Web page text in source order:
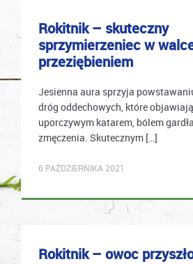
Rokitnik – skuteczny
sprzymierzeniec w
przeziębieniem
Jesienna aura sprzyja
dróg oddechowych, które
uporczywym katarem, bólem
zmęczenia. Skutecznym […]
6 PAŹDZIERNIKA 2021
Rokitnik – owoc